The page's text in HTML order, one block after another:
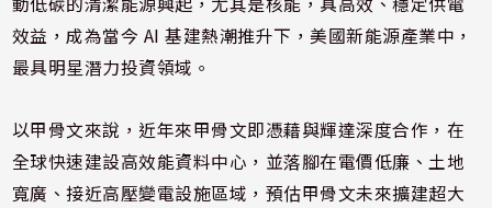
效益，成為當今 AI 基建熱潮推升下，美國新能源產業中，
最具明星潛力投資領域。
以甲骨文來說，近年來甲骨文即憑藉與輝達深度合作，在
全球快速建設高效能資料中心，並落腳在電價低廉、土地
寬廣、接近高壓變電設施區域，預估甲骨文未來擴建超大